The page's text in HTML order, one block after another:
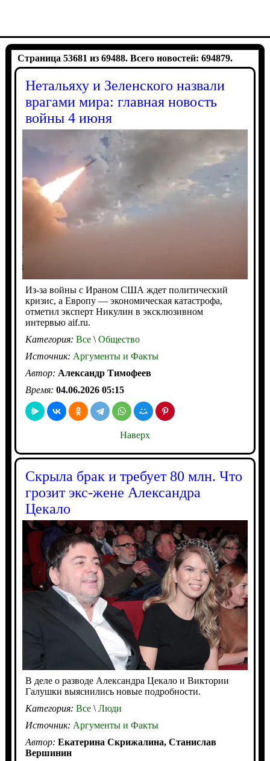
Страница 53681 из 69488. Всего новостей: 694879.
Нетальяху и Зеленского назвали
врагами мира: главная новость
войны 4 июня
Из-за войны с Ираном США ждет политический
кризис, а Европу — экономическая катастрофа,
отметил эксперт Никулин в эксклюзивном
интервью aif.ru.
Категория: Все\Общество
Источник: Аргументы и Факты
Автор: Александр Тимофеев
Время: 04.06.2026 05:15
Наверх
Скрыла брак и требует 80 млн. Что
грозит экс-жене Александра
Цекало
В деле о разводе Александра Цекало и Виктории
Галушки выяснились новые подробности.
Категория: Все\Люди
Источник: Аргументы и Факты
Автор: Екатерина Скрижалина, Станислав
Вершинин